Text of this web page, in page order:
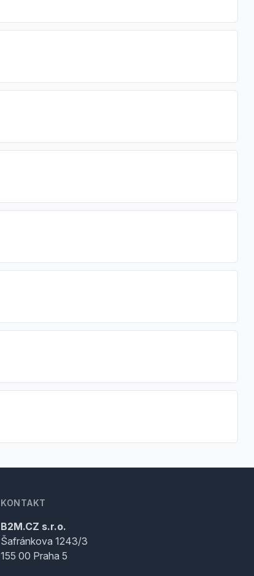
KONTAKT
B2M.CZ s.r.o.
Šafránkova 1243/3
155 00 Praha 5